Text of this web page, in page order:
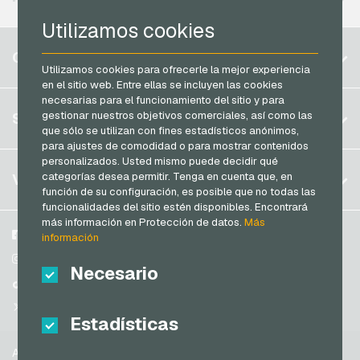
Utilizamos cookies
Utilizamos cookies para ofrecerle la mejor experiencia
en el sitio web. Entre ellas se incluyen las cookies
necesarias para el funcionamiento del sitio y para
gestionar nuestros objetivos comerciales, así como las
que sólo se utilizan con fines estadísticos anónimos,
para ajustes de comodidad o para mostrar contenidos
personalizados. Usted mismo puede decidir qué
categorías desea permitir. Tenga en cuenta que, en
función de su configuración, es posible que no todas las
funcionalidades del sitio estén disponibles. Encontrará
más información en Protección de datos.Más
información
Necesario
Estadísticas
Razer Gold Tarjetas de pago
Transcash Tarjetas de pago
Bélgica
Brasil
Alemania (DE)
Alemania (EN)
Francia
Italia
Países Bajos
Austria
Suiza (DE)
Suiza (IT)
CUENTA
Registrar
Iniciar sesión
Mi carrito
SERVICIO
FAQ
Modos de pago
Condiciones generales&Derecho de revocación
Protección de datos
VGO-SHOP
Sobre nosotros
Participantes
Facebook
TikTok
Ayuda